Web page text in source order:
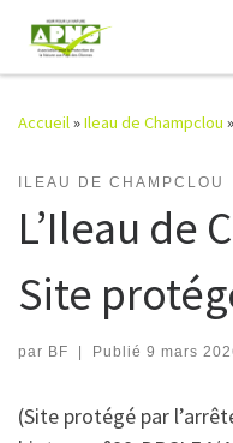
Passer au contenu
Accueil»Ileau de Champclou »
ILEAU DE CHAMPCLOU
L’Ileau de
Site
par BF | Publié 9 mars
(Site protégé par